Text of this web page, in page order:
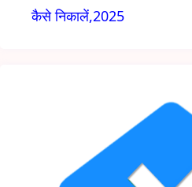
कैसे निकालें,2025